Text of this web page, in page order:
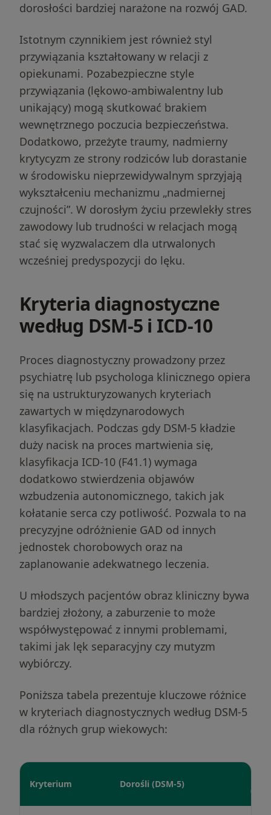
dorosłości bardziej narażone na rozwój GAD.
Istotnym czynnikiem jest również styl
przywiązania kształtowany w relacji z
opiekunami. Pozabezpieczne style
przywiązania (lękowo-ambiwalentny lub
unikający) mogą skutkować brakiem
wewnętrznego poczucia bezpieczeństwa.
Dodatkowo, przeżyte traumy, nadmierny
krytycyzm ze strony rodziców lub dorastanie
w środowisku nieprzewidywalnym sprzyjają
wykształceniu mechanizmu „nadmiernej
czujności”. W dorosłym życiu przewlekły stres
zawodowy lub trudności w relacjach mogą
stać się wyzwalaczem dla utrwalonych
wcześniej predyspozycji do lęku.
Kryteria diagnostyczne
według DSM-5 i ICD-10
Proces diagnostyczny prowadzony przez
psychiatrę lub psychologa klinicznego opiera
się na ustrukturyzowanych kryteriach
zawartych w międzynarodowych
klasyfikacjach. Podczas gdy DSM-5 kładzie
duży nacisk na proces martwienia się,
klasyfikacja ICD-10 (F41.1) wymaga
dodatkowo stwierdzenia objawów
wzbudzenia autonomicznego, takich jak
kołatanie serca czy potliwość. Pozwala to na
precyzyjne odróżnienie GAD od innych
jednostek chorobowych oraz na
zaplanowanie adekwatnego leczenia.
U młodszych pacjentów obraz kliniczny bywa
bardziej złożony, a zaburzenie to może
współwystępować z innymi problemami,
takimi jak lęk separacyjny czy mutyzm
wybiórczy.
Poniższa tabela prezentuje kluczowe różnice
w kryteriach diagnostycznych według DSM-5
dla różnych grup wiekowych:
Kryterium Dorośli (DSM-5)